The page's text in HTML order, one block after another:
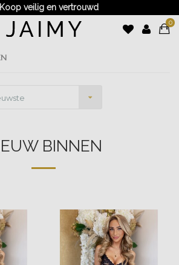
besteld, dezelfde dag verzonden
0
BINNEN